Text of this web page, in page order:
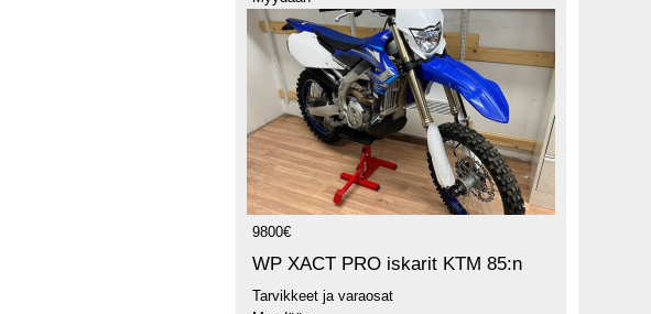
9800€
WP XACT PRO iskarit KTM 85:n
Tarvikkeet ja varaosat